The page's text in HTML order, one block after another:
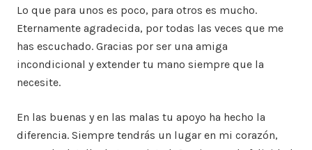
Lo que para unos es poco, para otros es mucho.
Eternamente agradecida, por todas las veces que me
has escuchado. Gracias por ser una amiga
incondicional y extender tu mano siempre que la
necesite.
En las buenas y en las malas tu apoyo ha hecho la
diferencia. Siempre tendrás un lugar en mi corazón,